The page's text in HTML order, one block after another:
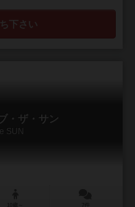
下さい
・ザ・サン
SUN